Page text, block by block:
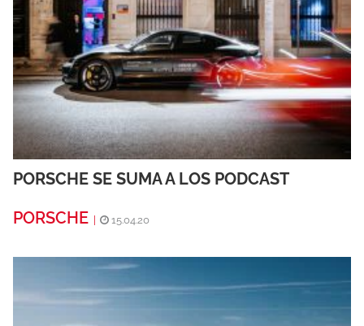
PORSCHE SE SUMA A LOS PODCAST
PORSCHE
15.04.20